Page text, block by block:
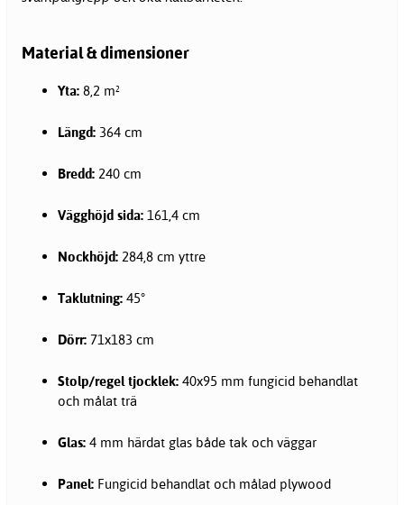
Material & dimensioner
Yta: 8,2 m²
Längd: 364 cm
Bredd: 240 cm
Vägghöjd sida: 161,4 cm
Nockhöjd: 284,8 cm yttre
Taklutning: 45°
Dörr: 71x183 cm
Stolp/regel tjocklek: 40x95 mm fungicid behandlat
och målat trä
Glas: 4 mm härdat glas både tak och väggar
Panel: Fungicid behandlat och målad plywood